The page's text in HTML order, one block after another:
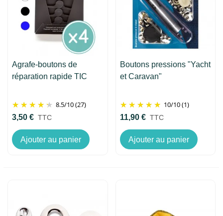
Agrafe-boutons de
réparation rapide TIC
8.5/10(27)
3,50 € TTC
Ajouter au panier
Boutons pressions "Yacht
et Caravan"
10/10(1)
11,90 € TTC
Ajouter au panier